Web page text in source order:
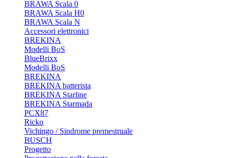
BRAWA Scala 0
BRAWA Scala H0
BRAWA Scala N
Accessori elettronici
BREKINA
Modelli BoS
BlueBrixx
Modelli BoS
BREKINA
BREKINA batterista
BREKINA Starline
BREKINA Starmada
PCX87
Ricko
Vichingo / Sindrome premestruale
BUSCH
Progetto